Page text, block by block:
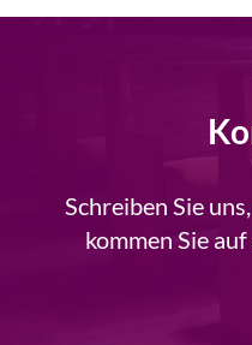
Schreiben Sie
kommen Sie